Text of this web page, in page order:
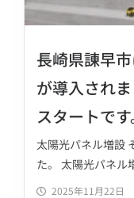
長崎県諌早
が導入され
スタートです
太陽光パネル増設
た。 太陽光パネル
2025年11月22日